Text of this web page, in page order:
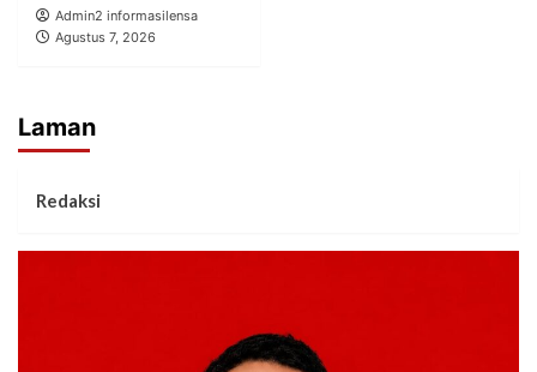
Admin2 informasilensa
Agustus 7, 2026
Laman
Redaksi